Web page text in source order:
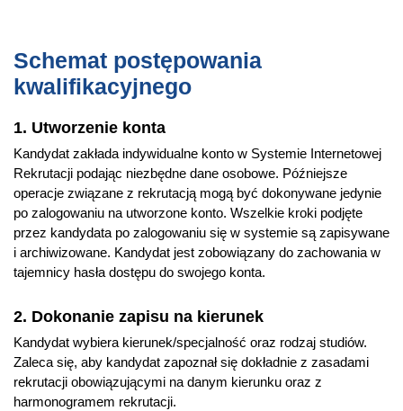
Schemat postępowania
kwalifikacyjnego
1. Utworzenie konta
Kandydat zakłada indywidualne konto w Systemie Internetowej
Rekrutacji podając niezbędne dane osobowe. Późniejsze
operacje związane z rekrutacją mogą być dokonywane jedynie
po zalogowaniu na utworzone konto. Wszelkie kroki podjęte
przez kandydata po zalogowaniu się w systemie są zapisywane
i archiwizowane. Kandydat jest zobowiązany do zachowania w
tajemnicy hasła dostępu do swojego konta.
2. Dokonanie zapisu na kierunek
Kandydat wybiera kierunek/specjalność oraz rodzaj studiów.
Zaleca się, aby kandydat zapoznał się dokładnie z zasadami
rekrutacji obowiązującymi na danym kierunku oraz z
harmonogramem rekrutacji.